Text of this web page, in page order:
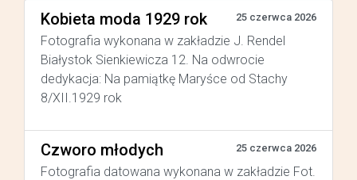
Kobieta moda 1929 rok 25 czerwca 2026
Fotografia wykonana w zakładzie J. Rendel
Białystok Sienkiewicza 12. Na odwrocie
dedykacja: Na pamiątkę Maryśce od Stachy
8/XII.1929 rok
Czworo młodych 25 czerwca 2026
Fotografia datowana wykonana w zakładzie Fot.